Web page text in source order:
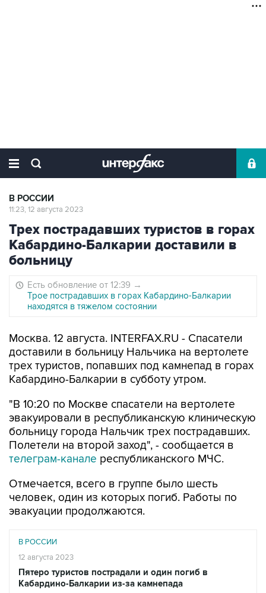
В РОССИИ
11:23, 12 августа 2023
Трех пострадавших туристов в горах
Кабардино-Балкарии доставили в
больницу
Есть обновление от 12:39 →
Трое пострадавших в горах Кабардино-Балкарии
находятся в тяжелом состоянии
Москва. 12 августа. INTERFAX.RU - Спасатели
доставили в больницу Нальчика на вертолете
трех туристов, попавших под камнепад в горах
Кабардино-Балкарии в субботу утром.
"В 10:20 по Москве спасатели на вертолете
эвакуировали в республиканскую клиническую
больницу города Нальчик трех пострадавших.
Полетели на второй заход", - сообщается в
телеграм-канале республиканского МЧС.
Отмечается, всего в группе было шесть
человек, один из которых погиб. Работы по
эвакуации продолжаются.
В РОССИИ
12 августа 2023
Пятеро туристов пострадали и один погиб в
Кабардино-Балкарии из-за камнепада